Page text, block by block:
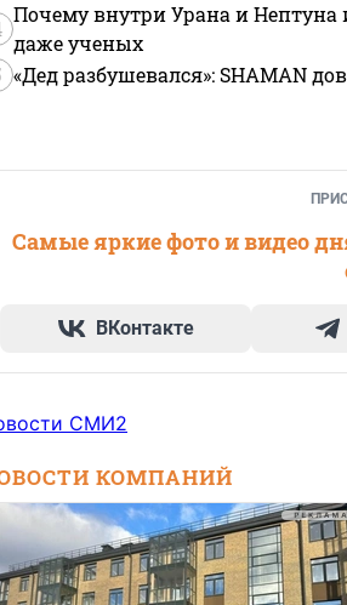
Почему внутри Урана и Нептуна
даже ученых
«Дед разбушевался»: SHAMAN
Самые яркие фото и видео
ВКонтакте
СМИ2
КОМПАНИЙ